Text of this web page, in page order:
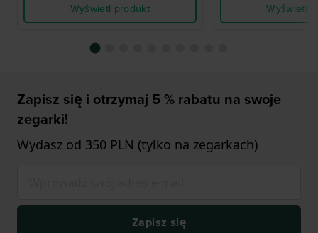
Wyświetl produkt
Wyświetl
Zapisz się i otrzymaj 5 % rabatu na swoje
zegarki!
Wydasz od 350 PLN (tylko na zegarkach)
Zapisz się